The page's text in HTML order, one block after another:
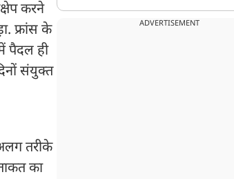
करने
फ्रांस के
पैदल ही
संयुक्‍त
तरीके
का
ADVERTISEMENT